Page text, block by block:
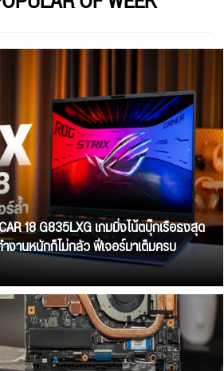
18 G835LXG เกมมิ่งโน้ตบุ๊กเรือธงสุด
านหนักก็ไม่กลัว ฟีเจอร์มาเต็มครบ